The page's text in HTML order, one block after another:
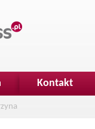
Kontakt